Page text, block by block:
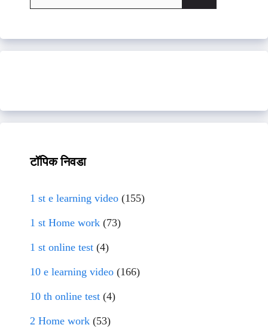
for:
टॉपिक निवडा
1 st e learning video (155)
1 st Home work (73)
1 st online test (4)
10 e learning video (166)
10 th online test (4)
2 Home work (53)